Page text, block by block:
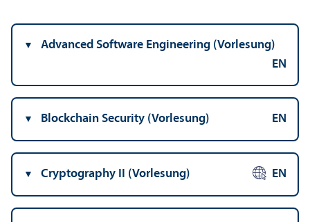
Advanced Software Engineering (Vorlesung)
EN
Blockchain Security (Vorlesung) EN
Cryptography II (Vorlesung) EN